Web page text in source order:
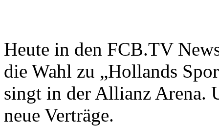
Heute in den FCB.TV
die Wahl zu „Hollands
singt in der Allianz Arena.
neue Verträge.